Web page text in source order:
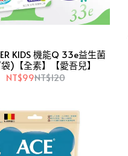
KIDS 機能Q 33e益生菌
)【全素】【愛吾兒】
NT$99NT$120